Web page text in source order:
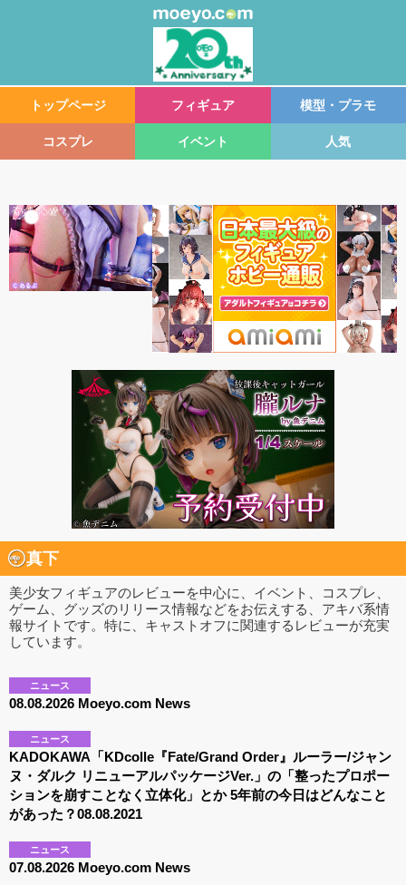
トップページ フィギュア 模型・プラモ
コスプレ イベント 人気
真下
美少女フィギュアのレビューを中心に、イベント、コスプレ、
ゲーム、グッズのリリース情報などをお伝えする、アキバ系情
報サイトです。特に、キャストオフに関連するレビューが充実
しています。
ニュース
08.08.2026 Moeyo.com News
ニュース
KADOKAWA「KDcolle『Fate/Grand Order』ルーラー/ジャン
ヌ・ダルク リニューアルパッケージVer.」の「整ったプロポー
ションを崩すことなく立体化」とか 5年前の今日はどんなこと
があった？08.08.2021
ニュース
07.08.2026 Moeyo.com News